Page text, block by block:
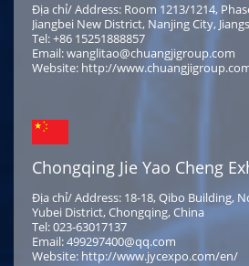
Địa chỉ/ Address: Room 1213/1214,
Jiangbei New District, Nanjing City,
Tel: +86 15251888857
Email: wanglitao@chuangjigroup.com
Website: http://
Chongqing Jie Yao Cheng
Địa chỉ/ Address: 18-18, Qibo Building,
Yubei District, Chongqing, China
Tel: 023-63017137
Email: 499297400@qq.com
Website: http://www.jycexpo.com/en/